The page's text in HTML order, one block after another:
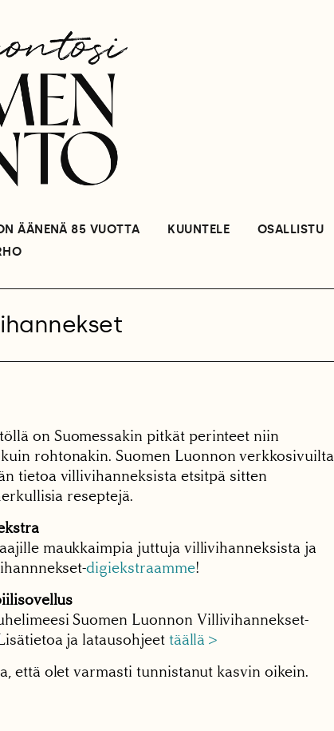
ÄÄNENÄ 85 VUOTTA KUUNTELE OSALLISTU
on Suomessakin pitkät perinteet niin
rohtonakin. Suomen Luonnon verkkosivuilta
tietoa villivihanneksista etsitpä sitten
reseptejä.
maukkaimpia juttuja villivihanneksista ja
digiekstraamme!
Suomen Luonnon Villivihannekset-
ja latausohjeet täällä >
että olet varmasti tunnistanut kasvin oikein.